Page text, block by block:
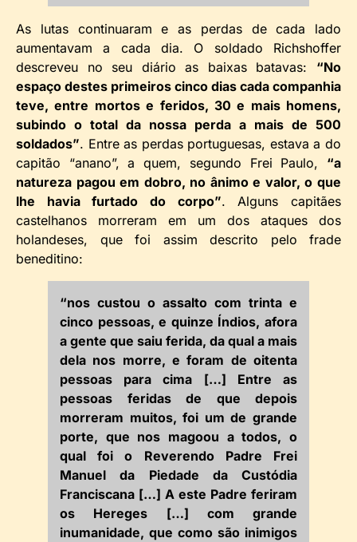
As lutas continuaram e as perdas de cada lado
aumentavam a cada dia. O soldado Richshoffer
descreveu no seu diário as baixas batavas: “No
espaço destes primeiros cinco dias cada companhia
teve, entre mortos e feridos, 30 e mais homens,
subindo o total da nossa perda a mais de 500
soldados”. Entre as perdas portuguesas, estava a do
capitão “anano”, a quem, segundo Frei Paulo, “a
natureza pagou em dobro, no ânimo e valor, o que
lhe havia furtado do corpo”. Alguns capitães
castelhanos morreram em um dos ataques dos
holandeses, que foi assim descrito pelo frade
beneditino:
“nos custou o assalto com trinta e
cinco pessoas, e quinze Índios, afora
a gente que saiu ferida, da qual a mais
dela nos morre, e foram de oitenta
pessoas para cima […] Entre as
pessoas feridas de que depois
morreram muitos, foi um de grande
porte, que nos magoou a todos, o
qual foi o Reverendo Padre Frei
Manuel da Piedade da Custódia
Franciscana […] A este Padre feriram
os Hereges […] com grande
inumanidade, que como são inimigos